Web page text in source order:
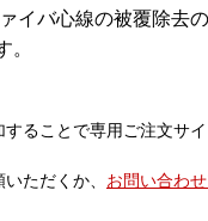
イバ心線の被覆除去
。
ることで専用ご注文サ
ただくか、 お問い合わ